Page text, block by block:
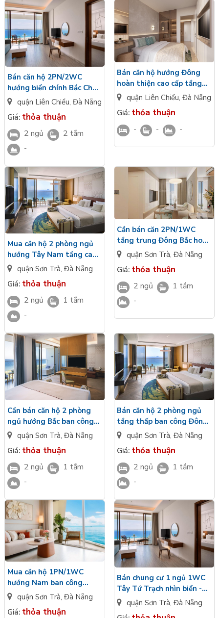
Bán căn hộ 2PN/2WC
hướng biển chính Bắc Châu
Âu bàn giao cao cấp tầng
trung Vinhomes Hải Vân
Bay
quận Liên Chiểu, Đà Nẵng
Giá: thỏa thuận
2 ngủ
2 tắm
-
Bán căn hộ hướng Đông
hoàn thiện cao cấp tầng
trung Vinhomes Hải Vân
quận Liên Chiểu, Đà Nẵng
Giá: thỏa thuận
- - -
Mua căn hộ 2 phòng ngủ
hướng Tây Nam tầng cao
hướng biển - Full nội thất
Nẵng
quận Sơn Trà, Đà Nẵng
Giá: thỏa thuận
2 ngủ
1 tắm
-
Cần bán căn 2PN/1WC
tầng trung Đông Bắc hoàn
thiện cao cấp The Soleil
quận Sơn Trà, Đà Nẵng
Giá: thỏa thuận
2 ngủ
1 tắm
-
Cần bán căn hộ 2 phòng
ngủ hướng Bắc ban công
hướng núi - Thiết bị cao
Nẵng
quận Sơn Trà, Đà Nẵng
Giá: thỏa thuận
2 ngủ
1 tắm
-
Bán căn hộ 2 phòng ngủ
tầng thấp ban công Đông
hoàn thiện nội thất
giá tốt
quận Sơn Trà, Đà Nẵng
Giá: thỏa thuận
2 ngủ
1 tắm
-
Mua căn hộ 1PN/1WC
hướng Nam ban công
hướng núi nội thất đầy đủ
Nẵng
quận Sơn Trà, Đà Nẵng
Giá: thỏa thuận
Bán chung cư 1 ngủ 1WC
Tây Tứ Trạch nhìn biển -
Nội thất sang trọng tầng
trung The Soleil Đà Nẵng
quận Sơn Trà, Đà Nẵng